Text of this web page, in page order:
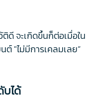
ดี จะเกิดขึ้นก็ต่อเมื่อใน
"ไม่มีการเคลมเลย”
บได้